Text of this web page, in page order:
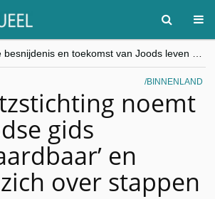
“Besnijdenisdebat toont hoe moeilijk seculiere Westen minderheden begrijpt”, Jinnih Beels (Vooruit)
CITYTRIP | ROEMENIË – Boekarest: de verrassing van Oost-Europa
goKosher lanceert nieuwe website en samenwerking met Mishpacha voor kosher travel en simchas wereldwijd
BINNENLAND
noemt
gids
en
over stappen